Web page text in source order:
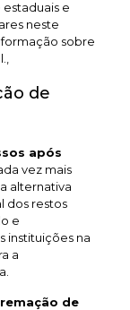
e
neste
sobre
de
após
vez mais
alternativa
dos restos
e
instituições na
a
de